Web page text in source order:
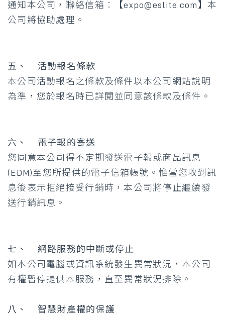
通知本公司，聯絡信箱：【expo@eslite.com 】本
公司將協助處理。
五、 活動報名條款
本公司活動報名之條款及條件以本公司網站說明
為準，您於報名時已詳閱並同意該條款及條件。
六、 電子報的寄送
您同意本公司得不定期發送電子報或商品訊息
(EDM)至您所提供的電子信箱帳號。惟當您收到訊
息後表示拒絕接受行銷時，本公司將停止繼續發
送行銷訊息。
七、 網路服務的中斷或停止
如本公司電腦或資訊系統發生異常狀況，本公司
有權暫停提供本服務，直至異常狀況排除。
八、 智慧財產權的保護